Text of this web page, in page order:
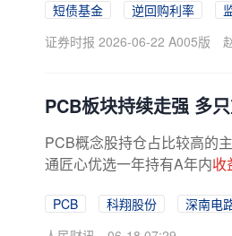
短债基金 逆回购利率
证券时报 2026-06-22 A005版
PCB板块持续走强 多
PCB概念股持仓占比较高的
通匠心优选一年持有A年内收
PCB 科翔股份
深南电